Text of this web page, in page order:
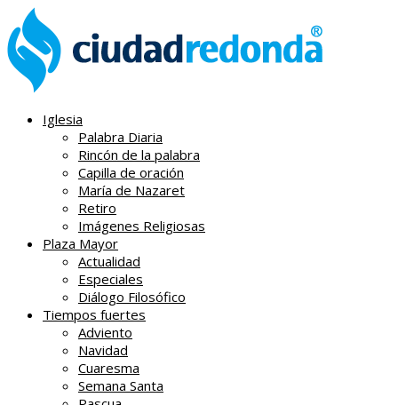
Iglesia
Palabra Diaria
Rincón de la palabra
Capilla de oración
María de Nazaret
Retiro
Imágenes Religiosas
Plaza Mayor
Actualidad
Especiales
Diálogo Filosófico
Tiempos fuertes
Adviento
Navidad
Cuaresma
Semana Santa